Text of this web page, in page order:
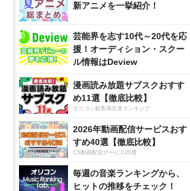
新アニメを一挙紹介！
芸能界を志す10代～20代を応
援！オーディション・スクー
ル情報はDeview
漫画読み放題サブスクおすす
め11選【徹底比較】
オリコン顧客満足度ランキング
2026年動画配信サービスおす
すめ40選【徹底比較】
CS動画配信サービス20選
毎週の音楽ランキングから、
ヒットの推移をチェック！